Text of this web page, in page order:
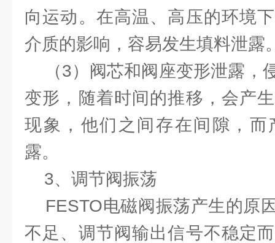
向运动。在高温、高压的环境
介质的影响，容易发生填料泄露
（3）阀芯和阀座变形泄露，
变形，随着时间的推移，会产
现象，他们之间存在间隙，而
露。
3、调节阀振荡
FESTO电磁阀振荡产生的原
不足、调节阀输出信号不稳定